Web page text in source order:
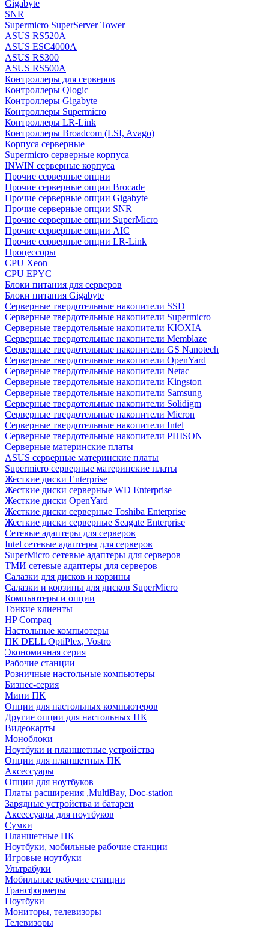
Gigabyte
SNR
Supermicro SuperServer Tower
ASUS RS520A
ASUS ESC4000A
ASUS RS300
ASUS RS500A
Контроллеры для серверов
Контроллеры Qlogic
Контроллеры Gigabyte
Контроллеры Supermicro
Контроллеры LR-Link
Контроллеры Broadcom (LSI, Avago)
Корпуса серверные
Supermicro серверные корпуса
INWIN серверные корпуса
Прочие серверные опции
Прочие серверные опции Brocade
Прочие серверные опции Gigabyte
Прочие серверные опции SNR
Прочие серверные опции SuperMicro
Прочие серверные опции AIC
Прочие серверные опции LR-Link
Процессоры
CPU Xeon
CPU EPYC
Блоки питания для серверов
Блоки питания Gigabyte
Серверные твердотельные накопители SSD
Cерверные твердотельные накопители Supermicro
Cерверные твердотельные накопители KIOXIA
Cерверные твердотельные накопители Memblaze
Cерверные твердотельные накопители GS Nanotech
Серверные твердотельные накопители OpenYard
Серверные твердотельные накопители Netac
Cерверные твердотельные накопители Kingston
Cерверные твердотельные накопители Samsung
Cерверные твердотельные накопители Solidigm
Cерверные твердотельные накопители Micron
Cерверные твердотельные накопители Intel
Cерверные твердотельные накопители PHISON
Серверные материнские платы
ASUS серверные материнские платы
Supermicro серверные материнские платы
Жесткие диски Enterprise
Жесткие диски серверные WD Enterprise
Жесткие диски OpenYard
Жесткие диски серверные Toshiba Enterprise
Жесткие диски серверные Seagate Enterprise
Сетевые адаптеры для серверов
Intel сетевые адаптеры для серверов
SuperMicro сетевые адаптеры для серверов
ТМИ сетевые адаптеры для серверов
Салазки для дисков и корзины
Салазки и корзины для дисков SuperMicro
Компьютеры и опции
Тонкие клиенты
HP Compaq
Настольные компьютеры
ПК DELL OptiPlex, Vostro
Экономичная серия
Рабочие станции
Розничные настольные компьютеры
Бизнес-серия
Мини ПК
Опции для настольных компьютеров
Другие опции для настольных ПК
Видеокарты
Моноблоки
Ноутбуки и планшетные устройства
Опции для планшетных ПК
Аксессуары
Опции для ноутбуков
Платы расширения ,MultiBay, Doc-station
Зарядные устройства и батареи
Аксессуары для ноутбуков
Сумки
Планшетные ПК
Ноутбуки, мобильные рабочие станции
Игровые ноутбуки
Ультрабуки
Мобильные рабочие станции
Трансформеры
Ноутбуки
Мониторы, телевизоры
Телевизоры